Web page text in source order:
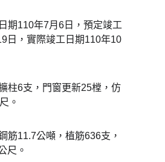
期110年7月6日，預定竣工
日，實際竣工日期110年10
擴柱6支，門窗更新25樘，仿
。
鋼筋11.7公噸，植筋636支，
尺。